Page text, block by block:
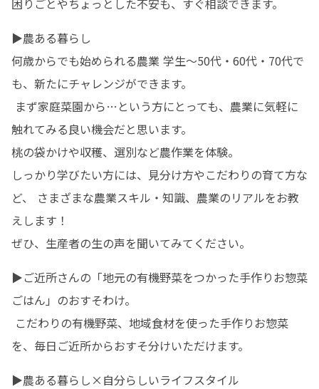
困りごとやちょっとした不安も、すぐ相談できます。
▶︎農ある暮らし
何歳からでも始められる農業 学生〜50代・60代・70代で
も、新たにチャレンジができます。
触れてみる良い機会だと思います。
桃の袋かけや収穫、選別など農作業を体験。
しっかり学びたい方には、見分け方やこだわりの育て方な
ど、 さまざまな農業スキル・知識、農業のリアルをお教
えします！
ぜひ、生産者の生の声を聞いてみてください。
▶︎ご近所さんの「地元の有機野菜をつかった手作りお惣菜
ごはん」のおすそわけ。
を、毎日ご近所からおすそ分けいただけます。
▶︎農ある暮らし×自分らしいライフスタイル